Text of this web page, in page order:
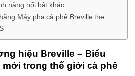
năng nổi bật khác
Máy pha cà phê Breville the
hiệu Breville – Biểu
trong thế giới cà phê